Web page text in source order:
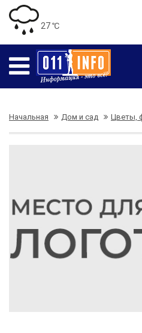
27 ℃
Начальная Дом и сад Цветы,